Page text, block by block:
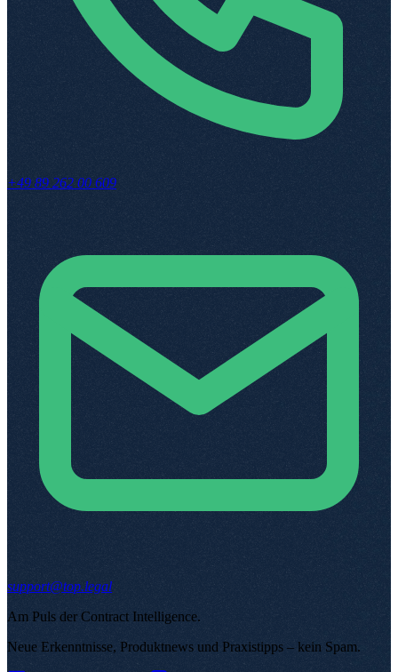
+49 89 262 00 609
support@top.legal
Am Puls der Contract Intelligence.
Neue Erkenntnisse, Produktnews und Praxistipps – kein Spam.